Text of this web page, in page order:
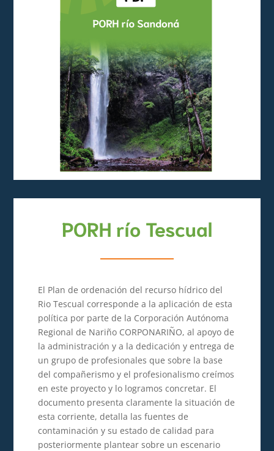
PORH río Tescual
El Plan de ordenación del recurso hídrico del
Rio Tescual corresponde a la aplicación de esta
política por parte de la Corporación Autónoma
Regional de Nariño CORPONARIÑO, al apoyo de
la administración y a la dedicación y entrega de
un grupo de profesionales que sobre la base
del compañerismo y el profesionalismo creímos
en este proyecto y lo logramos concretar. El
documento presenta claramente la situación de
esta corriente, detalla las fuentes de
contaminación y su estado de calidad para
posteriormente plantear sobre un escenario